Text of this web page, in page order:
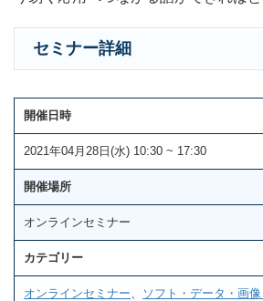
セミナー詳細
開催日時
2021年04月28日(水) 10:30 ~ 17:30
開催場所
オンラインセミナー
カテゴリー
オンラインセミナー ソフト・データ・画